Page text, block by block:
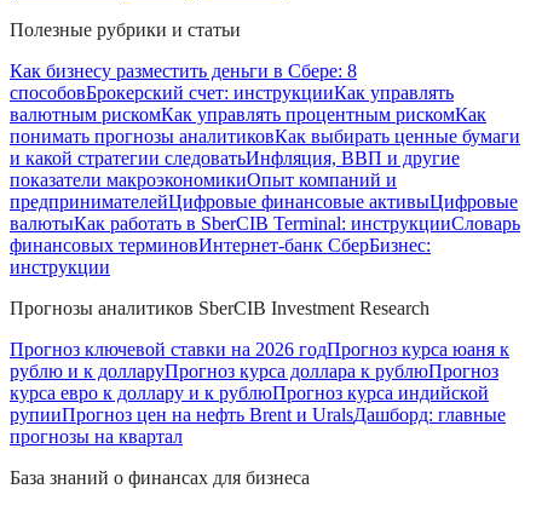
Полезные рубрики и статьи
Как бизнесу разместить деньги в Сбере: 8
способовБрокерский счет: инструкцииКак управлять
валютным рискомКак управлять процентным рискомКак
понимать прогнозы аналитиковКак выбирать ценные бумаги
и какой стратегии следоватьИнфляция, ВВП и другие
показатели макроэкономикиОпыт компаний и
предпринимателейЦифровые финансовые активыЦифровые
валютыКак работать в SberCIB Terminal: инструкцииСловарь
финансовых терминовИнтернет-банк СберБизнес:
инструкции
Прогнозы аналитиков SberCIB Investment Research
Прогноз ключевой ставки на 2026 годПрогноз курса юаня к
рублю и к долларуПрогноз курса доллара к рублюПрогноз
курса евро к доллару и к рублюПрогноз курса индийской
рупииПрогноз цен на нефть Brent и UralsДашборд: главные
прогнозы на квартал
База знаний о финансах для бизнеса